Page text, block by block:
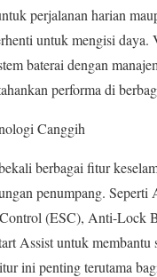
perjalanan harian
untuk mengisi daya.
baterai dengan
performa di
Canggih
berbagai fitur
penumpang. Seperti
(ESC), Anti-Lock
Assist untuk membantu
ini penting terutama